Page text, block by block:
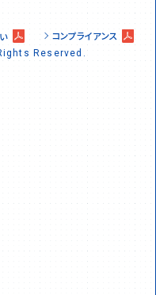
03-6895-0107
コンプライアンス
Reserved.